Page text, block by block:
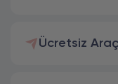
Ücretsiz